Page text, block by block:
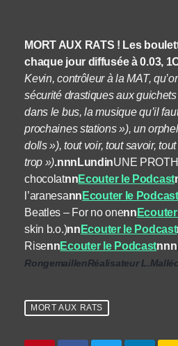
MORT AUX RATS ! Les
chaque jour diffusée à 0.03,
Kevin, contrôleur à la MAT,
sécurité drastiques aux
dans le bus, la musique qu’il
prochaines stations »), un
dolls »), tout voir, tout savoir,
trop »).nnnLundinUNE
chocolatnnEcouter le Podcast
l’aranesann Ecouter le Podcast
Beatles – For no onenn
skin b.o.)nn Ecouter le Podcast
RisennEcouter le Podcastnnn
RongemaillenRéalisateur
MORT AUX RATS